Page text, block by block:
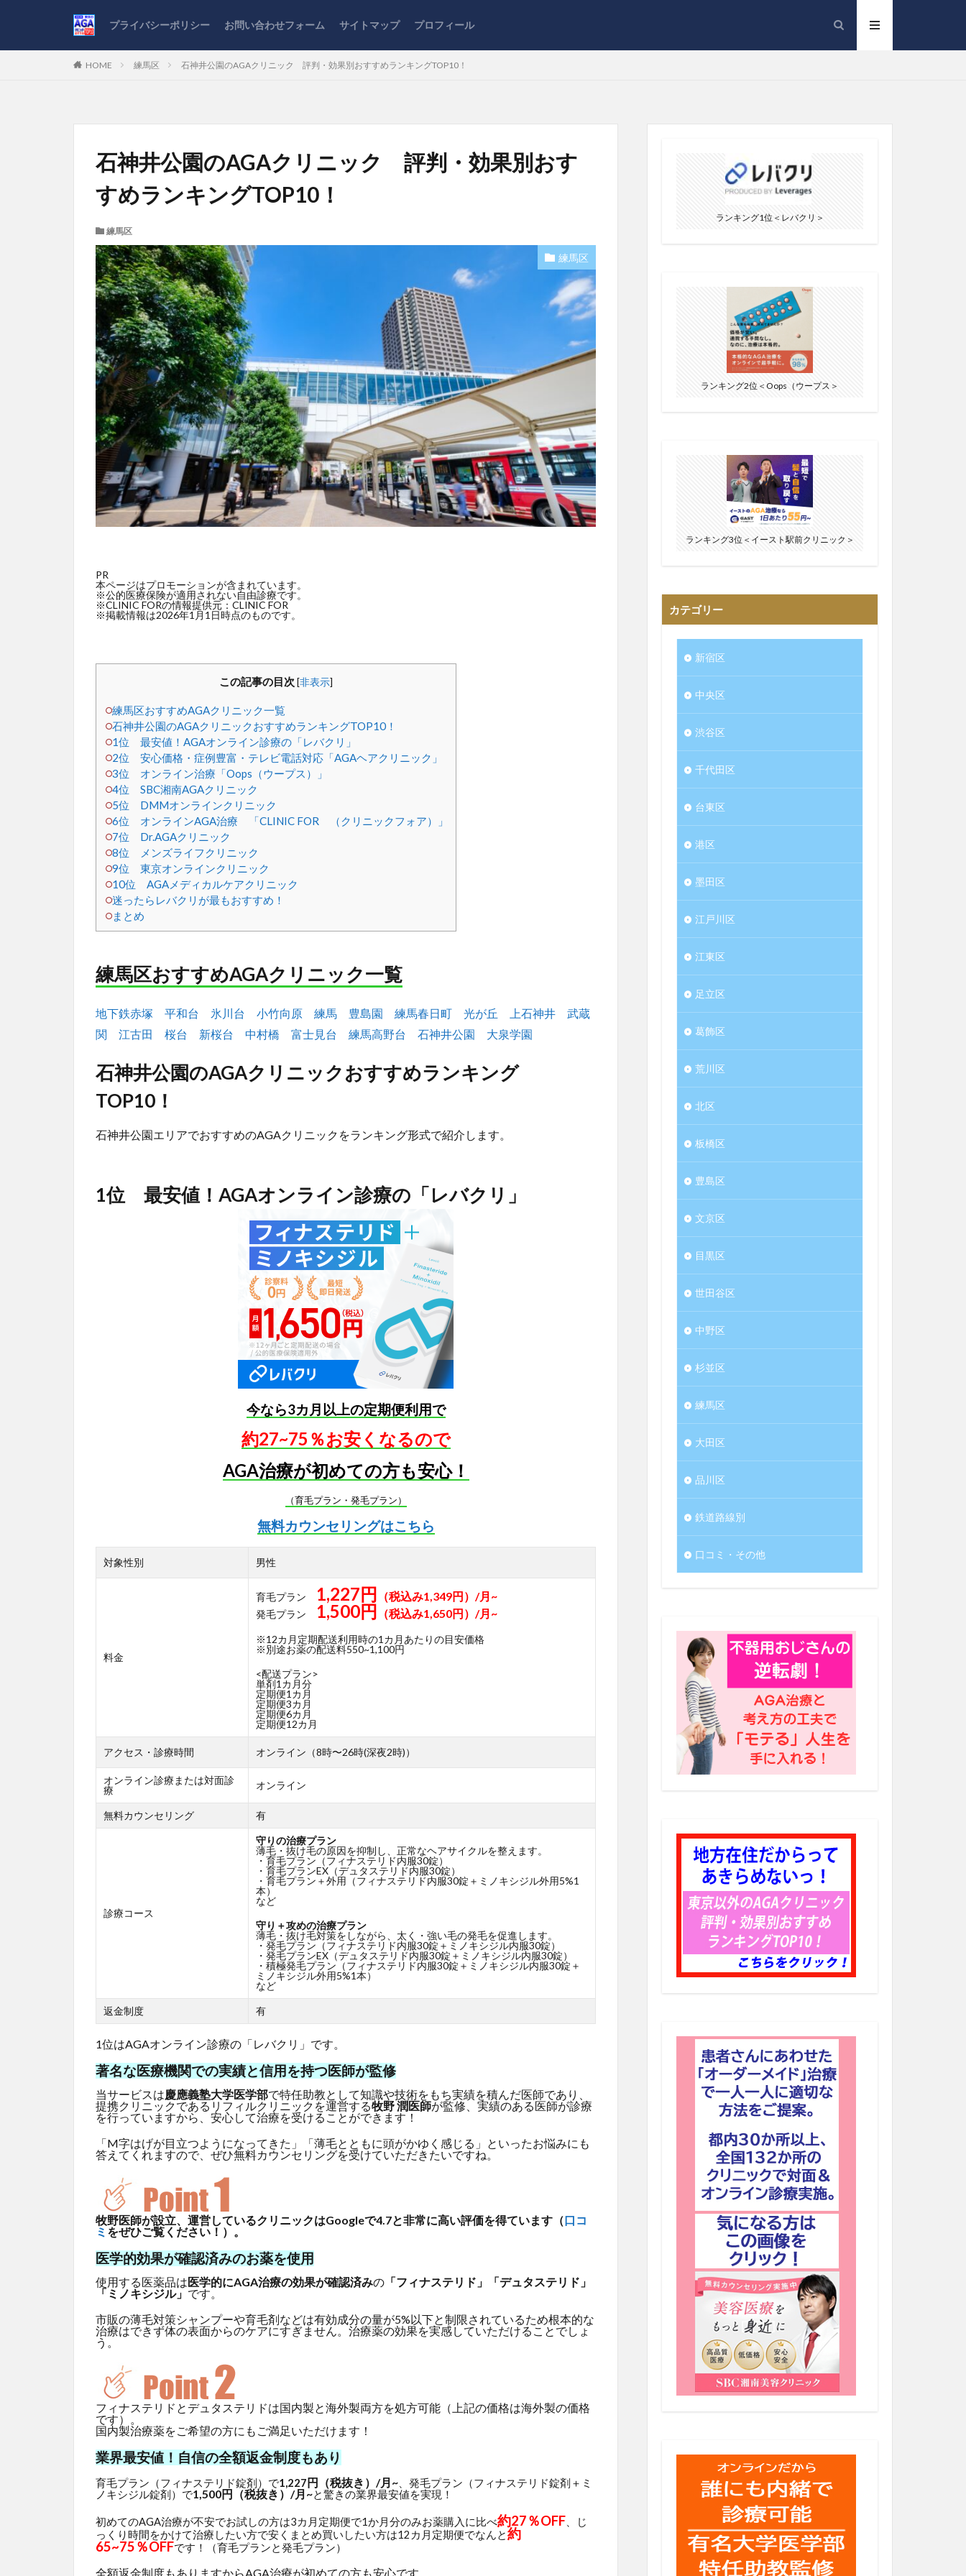
プライバシーポリシー お問い合わせフォーム サイトマップ プロフィール
HOME 練馬区 石神井公園のAGAクリニック 評判・効果別おすすめランキングTOP10！
石神井公園のAGAクリニック 評判・効果別おす
すめランキングTOP10！
練馬区
練馬区
PR
本ページはプロモーションが含まれています。
※公的医療保険が適用されない自由診療です。
※CLINIC FORの情報提供元：CLINIC FOR
※掲載情報は2026年1月1日時点のものです。
この記事の目次 [非表示]
練馬区おすすめAGAクリニック一覧
石神井公園のAGAクリニックおすすめランキングTOP10！
1位 最安値！AGAオンライン診療の「レバクリ」
2位 安心価格・症例豊富・テレビ電話対応「AGAヘアクリニック」
3位 オンライン治療「Oops（ウープス）」
4位 SBC湘南AGAクリニック
5位 DMMオンラインクリニック
6位 オンラインAGA治療 「CLINIC FOR （クリニックフォア）」
7位 Dr.AGAクリニック
8位 メンズライフクリニック
9位 東京オンラインクリニック
10位 AGAメディカルケアクリニック
迷ったらレバクリが最もおすすめ！
まとめ
練馬区おすすめAGAクリニック一覧
地下鉄赤塚 平和台 氷川台 小竹向原 練馬 豊島園 練馬春日町 光が丘 上石神井
武蔵
関
江古田 桜台 新桜台 中村橋 富士見台 練馬高野台 石神井公園 大泉学園
石神井公園のAGAクリニックおすすめランキング
TOP10！
石神井公園エリアでおすすめのAGAクリニックをランキング形式で紹介します。
1位 最安値！AGAオンライン診療の「レバクリ」
今なら3カ月以上の定期便利用で
約27~75％お安くなるので
AGA治療が初めての方も安心！
（育毛プラン・発毛プラン）
無料カウンセリングはこちら
対象性別 男性
料金
育毛プラン 1,227円 （税込み1,349円）/月~
発毛プラン 1,500円 （税込み1,650円）/月~
※12カ月定期配送利用時の1カ月あたりの目安価格
※別途お薬の配送料550~1,100円
<配送プラン>
単剤1カ月分
定期便1カ月
定期便3カ月
定期便6カ月
定期便12カ月
アクセス・診療時間 オンライン（8時〜26時(深夜2時)）
オンライン診療または対面診
療
オンライン
無料カウンセリング 有
診療コース
守りの治療プラン
薄毛・抜け毛の原因を抑制し、正常なヘアサイクルを整えます。
・育毛プラン（フィナステリド内服30錠）
・育毛プランEX（デュタステリド内服30錠）
・育毛プラン＋外用（フィナステリド内服30錠＋ミノキシジル外用5%1
本）
など
守り＋攻めの治療プラン
薄毛・抜け毛対策をしながら、太く・強い毛の発毛を促進します。
・発毛プラン（フィナステリド内服30錠＋ミノキシジル内服30錠）
・発毛プランEX（デュタステリド内服30錠＋ミノキシジル内服30錠）
・積極発毛プラン（フィナステリド内服30錠＋ミノキシジル内服30錠＋
ミノキシジル外用5%1本）
など
返金制度 有
1位はAGAオンライン診療の「レバクリ」です。
著名な医療機関での実績と信用を持つ医師が監修
当サービスは慶應義塾大学医学部で特任助教として知識や技術をもち実績を積んだ医師であり、
提携クリニックであるリフィルクリニックを運営する牧野 潤医師が監修、実績のある医師が診療
を行っていますから、安心して治療を受けることができます！
「M字はげが目立つようになってきた」「薄毛とともに頭がかゆく感じる」といったお悩みにも
答えてくれますので、ぜひ無料カウンセリングを受けていただきたいですね。
牧野医師が設立、運営しているクリニックはGoogleで4.7と非常に高い評価を得ています（口コ
ミ をぜひご覧ください！）。
医学的効果が確認済みのお薬を使用
使用する医薬品は医学的にAGA治療の効果が確認済みの 「フィナステリド」「デュタステリド」
「ミノキシジル」 です。
市販の薄毛対策シャンプーや育毛剤などは有効成分の量が5%以下と制限されているため根本的な
治療はできず体の表面からのケアにすぎません。治療薬の効果を実感していただけることでしょ
う。
フィナステリドとデュタステリドは国内製と海外製両方を処方可能（上記の価格は海外製の価格
です）。
国内製治療薬をご希望の方にもご満足いただけます！
業界最安値！自信の全額返金制度もあり
育毛プラン（フィナステリド錠剤）で1,227円（税抜き）/月~ 、発毛プラン（フィナステリド錠剤＋ミ
ノキシジル錠剤）で1,500円（税抜き）/月~と驚きの業界最安値を実現！
初めてのAGA治療が不安でお試しの方は3カ月定期便で1か月分のみお薬購入に比べ約27％OFF 、じ
っくり時間をかけて治療したい方で安くまとめ買いしたい方は12カ月定期便でなんと約
65~75％OFFです！（育毛プランと発毛プラン）
全額返金制度もありますからAGA治療が初めての方も安心です。
ランキング1位＜レバクリ＞
ランキング2位＜Oops（ウープス＞
ランキング3位＜イースト駅前クリニック＞
カテゴリー
新宿区
中央区
渋谷区
千代田区
台東区
港区
墨田区
江戸川区
江東区
足立区
葛飾区
荒川区
北区
板橋区
豊島区
文京区
目黒区
世田谷区
中野区
杉並区
練馬区
大田区
品川区
鉄道路線別
口コミ・その他